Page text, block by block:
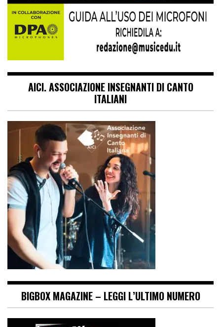
AICI. ASSOCIAZIONE INSEGNANTI DI CANTO
ITALIANI
BIGBOX MAGAZINE – LEGGI L’ULTIMO NUMERO